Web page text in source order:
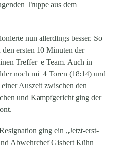
Truppe aus dem
nun allerdings besser. So
den ersten 10 Minuten der
Treffer je Team. Auch in
noch mit 4 Toren (18:14) und
Auszeit zwischen den
und Kampfgericht ging der
ging ein „Jetzt-erst-
Abwehrchef Gisbert Kühn